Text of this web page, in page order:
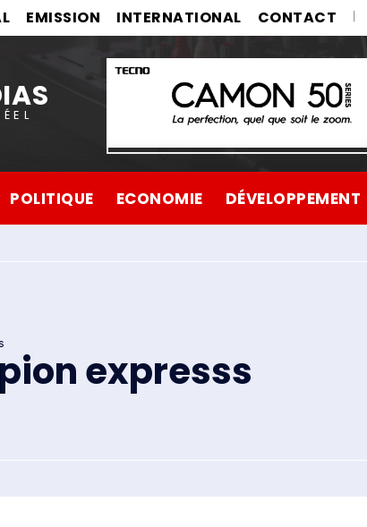
EMISSION INTERNATIONAL CONTACT
POLITIQUE ECONOMIE DÉVELOPPEMENT
expresss